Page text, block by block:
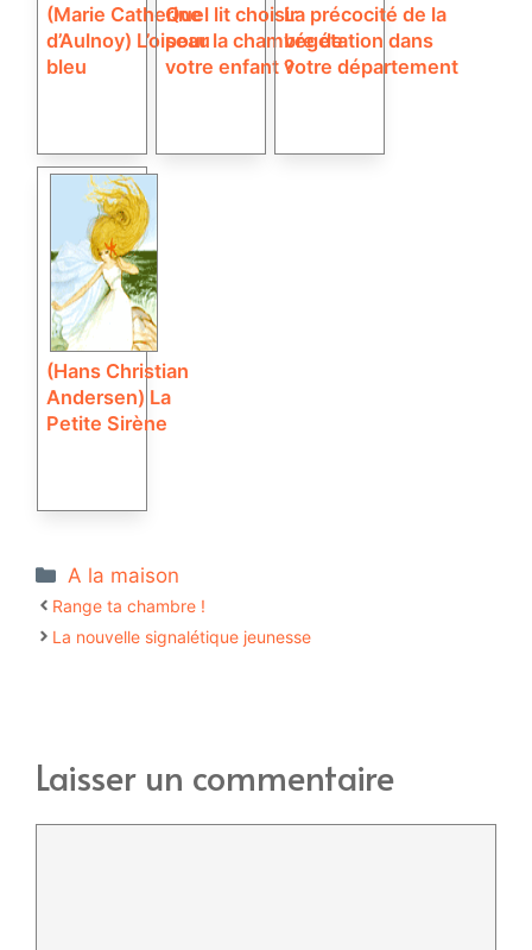
(Marie Catherine
d’Aulnoy) L’oiseau
bleu
Quel lit choisir
pour la chambre de
votre enfant ?
La précocité de la
végétation dans
votre département
(Hans Christian
Andersen) La
Petite Sirène
Catégories
A la maison
Range ta chambre !
La nouvelle signalétique jeunesse
Laisser un commentaire